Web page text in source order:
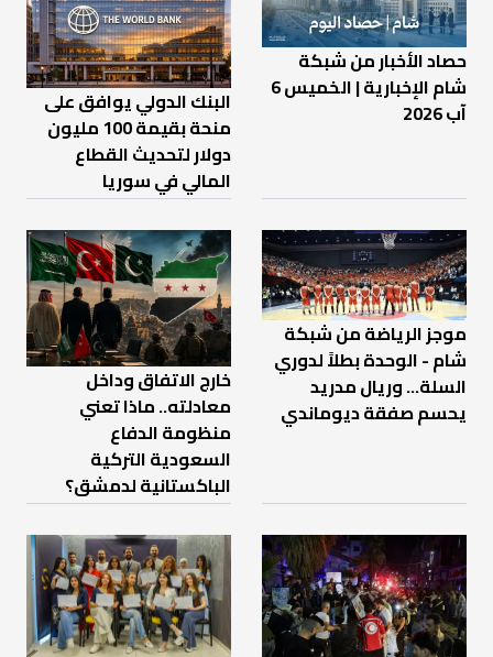
حصاد الأخبار من شبكة
شام الإخبارية | الخميس 6
آب 2026
البنك الدولي يوافق على
منحة بقيمة 100 مليون
دولار لتحديث القطاع
المالي في سوريا
موجز الرياضة من شبكة
شام - الوحدة بطلاً لدوري
السلة... وريال مدريد
يحسم صفقة ديوماندي
خارج الاتفاق وداخل
معادلته.. ماذا تعني
منظومة الدفاع
السعودية التركية
الباكستانية لدمشق؟